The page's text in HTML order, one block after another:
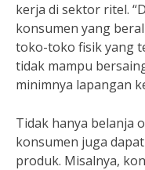
kerja di sektor ritel.
konsumen yang
toko-toko fisik yang
tidak mampu
minimnya lapangan
Tidak hanya belanja
konsumen juga
produk. Misalnya,